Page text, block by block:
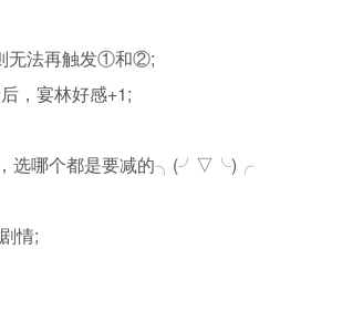
无法再触发①和②;
，宴林好感+1;
，选哪个都是要减的╮(╯▽╰)╭
情;